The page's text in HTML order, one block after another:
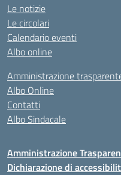
Le notizie
Le circolari
Calendario eventi
Albo online
Amministrazione
Albo Online
Contatti
Albo Sindacale
Amministrazione
Dichiarazione di